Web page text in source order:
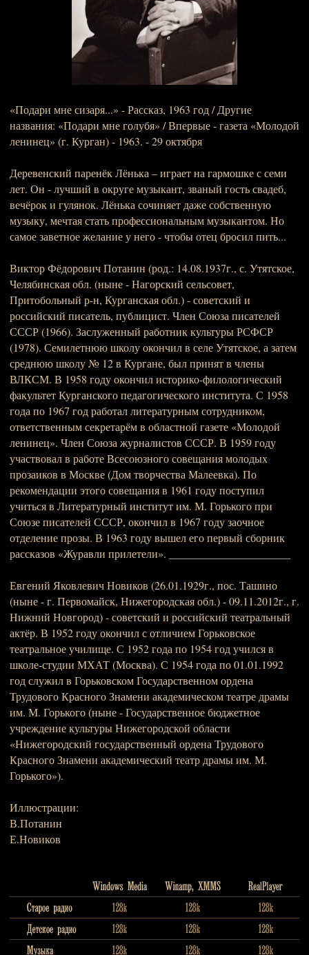
«Подари мне сизаря...» - Рассказ, 1963 год / Другие
названия: «Подари мне голубя» / Впервые - газета «Молодой
ленинец» (г. Курган) - 1963. - 29 октября
Деревенский паренёк Лёнька – играет на гармошке с семи
лет. Он - лучший в округе музыкант, званый гость свадеб,
вечёрок и гулянок. Лёнька сочиняет даже собственную
музыку, мечтая стать профессиональным музыкантом. Но
самое заветное желание у него - чтобы отец бросил пить...
Виктор Фёдорович Потанин (род.: 14.08.1937г., с. Утятское,
Челябинская обл. (ныне - Нагорский сельсовет,
Притобольный р-н, Курганская обл.) - советский и
российский писатель, публицист. Член Союза писателей
СССР (1966). Заслуженный работник культуры РСФСР
(1978). Семилетнюю школу окончил в селе Утятское, а затем
среднюю школу № 12 в Кургане, был принят в члены
ВЛКСМ. В 1958 году окончил историко-филологический
факультет Курганского педагогического института. С 1958
года по 1967 год работал литературным сотрудником,
ответственным секретарём в областной газете «Молодой
ленинец». Член Союза журналистов СССР. В 1959 году
участвовал в работе Всесоюзного совещания молодых
прозаиков в Москве (Дом творчества Малеевка). По
рекомендации этого совещания в 1961 году поступил
учиться в Литературный институт им. М. Горького при
Союзе писателей СССР, окончил в 1967 году заочное
отделение прозы. В 1963 году вышел его первый сборник
рассказов «Журавли прилетели». ______________________
Евгений Яковлевич Новиков (26.01.1929г., пос. Ташино
(ныне - г. Первомайск, Нижегородская обл.) - 09.11.2012г., г.
Нижний Новгород) - советский и российский театральный
актёр. В 1952 году окончил с отличием Горьковское
театральное училище. С 1952 года по 1954 год учился в
школе-студии МХАТ (Москва). С 1954 года по 01.01.1992
год служил в Горьковском Государственном ордена
Трудового Красного Знамени академическом театре драмы
им. М. Горького (ныне - Государственное бюджетное
учреждение культуры Нижегородской области
«Нижегородский государственный ордена Трудового
Красного Знамени академический театр драмы им. М.
Горького»).
Иллюстрации:
В.Потанин
Е.Новиков